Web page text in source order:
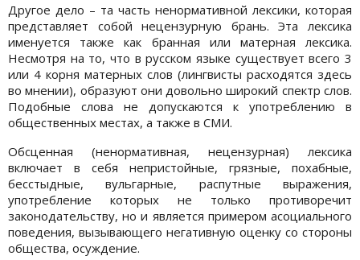
Другое дело – та часть ненормативной лексики, которая
представляет собой нецензурную брань. Эта лексика
именуется также как бранная или матерная лексика.
Несмотря на то, что в русском языке существует всего 3
или 4 корня матерных слов (лингвисты расходятся здесь
во мнении), образуют они довольно широкий спектр слов.
Подобные слова не допускаются к употреблению в
общественных местах, а также в СМИ.
Обсценная (ненормативная, нецензурная) лексика
включает в себя непристойные, грязные, похабные,
бесстыдные, вульгарные, распутные выражения,
употребление которых не только противоречит
законодательству, но и является примером асоциального
поведения, вызывающего негативную оценку со стороны
общества, осуждение.